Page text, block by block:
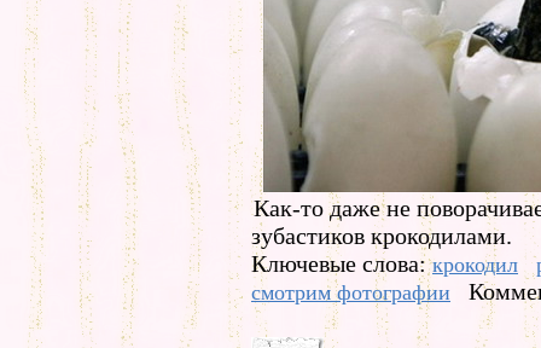
Как-то даже не
зубастиков крокодилами.
Ключевые слова:крокодил
смотрим фотографии